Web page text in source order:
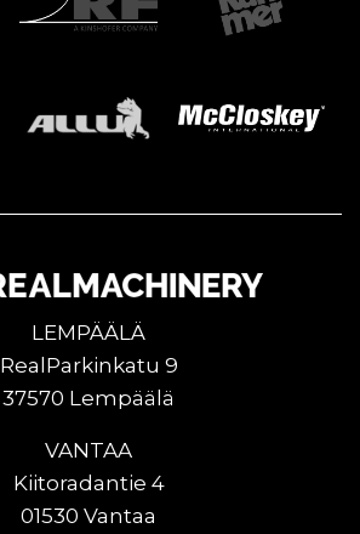
LEMPÄÄLÄ
RealParkinkatu 9
37570 Lempäälä
VANTAA
Kiitoradantie 4
01530 Vantaa